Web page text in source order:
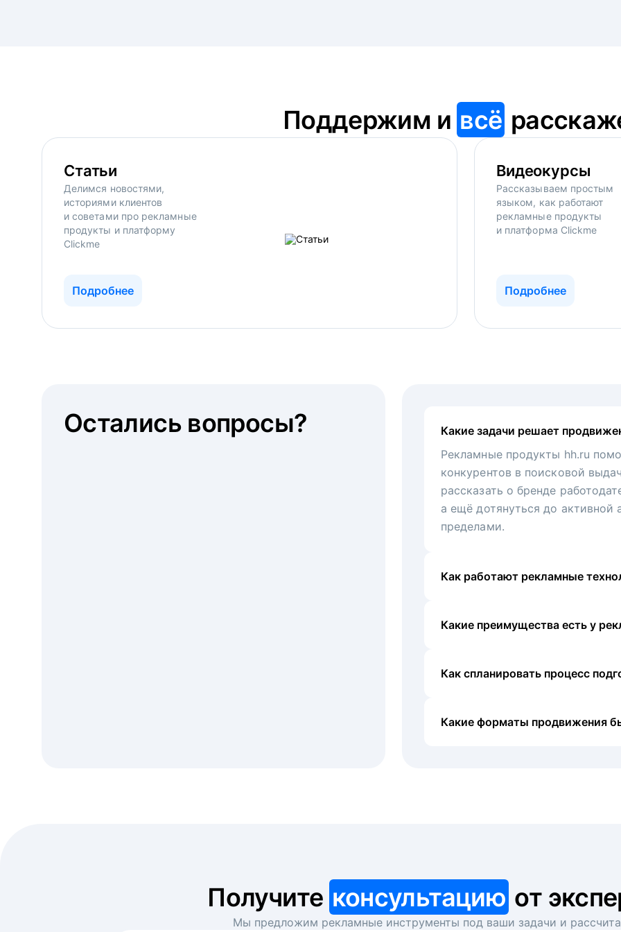
Поддержим и всё
Статьи
Делимся новостями,
историями клиентов
и советами про рекламные
продукты и платформу
Clickme
Подробнее
Видеокурсы
Рассказываем простым
языком, как работают
рекламные продукты
и платформа Clickme
Подробнее
Какие задачи решает
Рекламные продукты hh.ru
конкурентов в поисковой
рассказать о бренде
а ещё дотянуться до активной
пределами.
Как работают рекламные
Какие преимущества есть у
Как спланировать процесс
Какие форматы продвижения
Остались вопросы?
Получите консультацию от
Мы предложим рекламные инструменты под ваши задачи и